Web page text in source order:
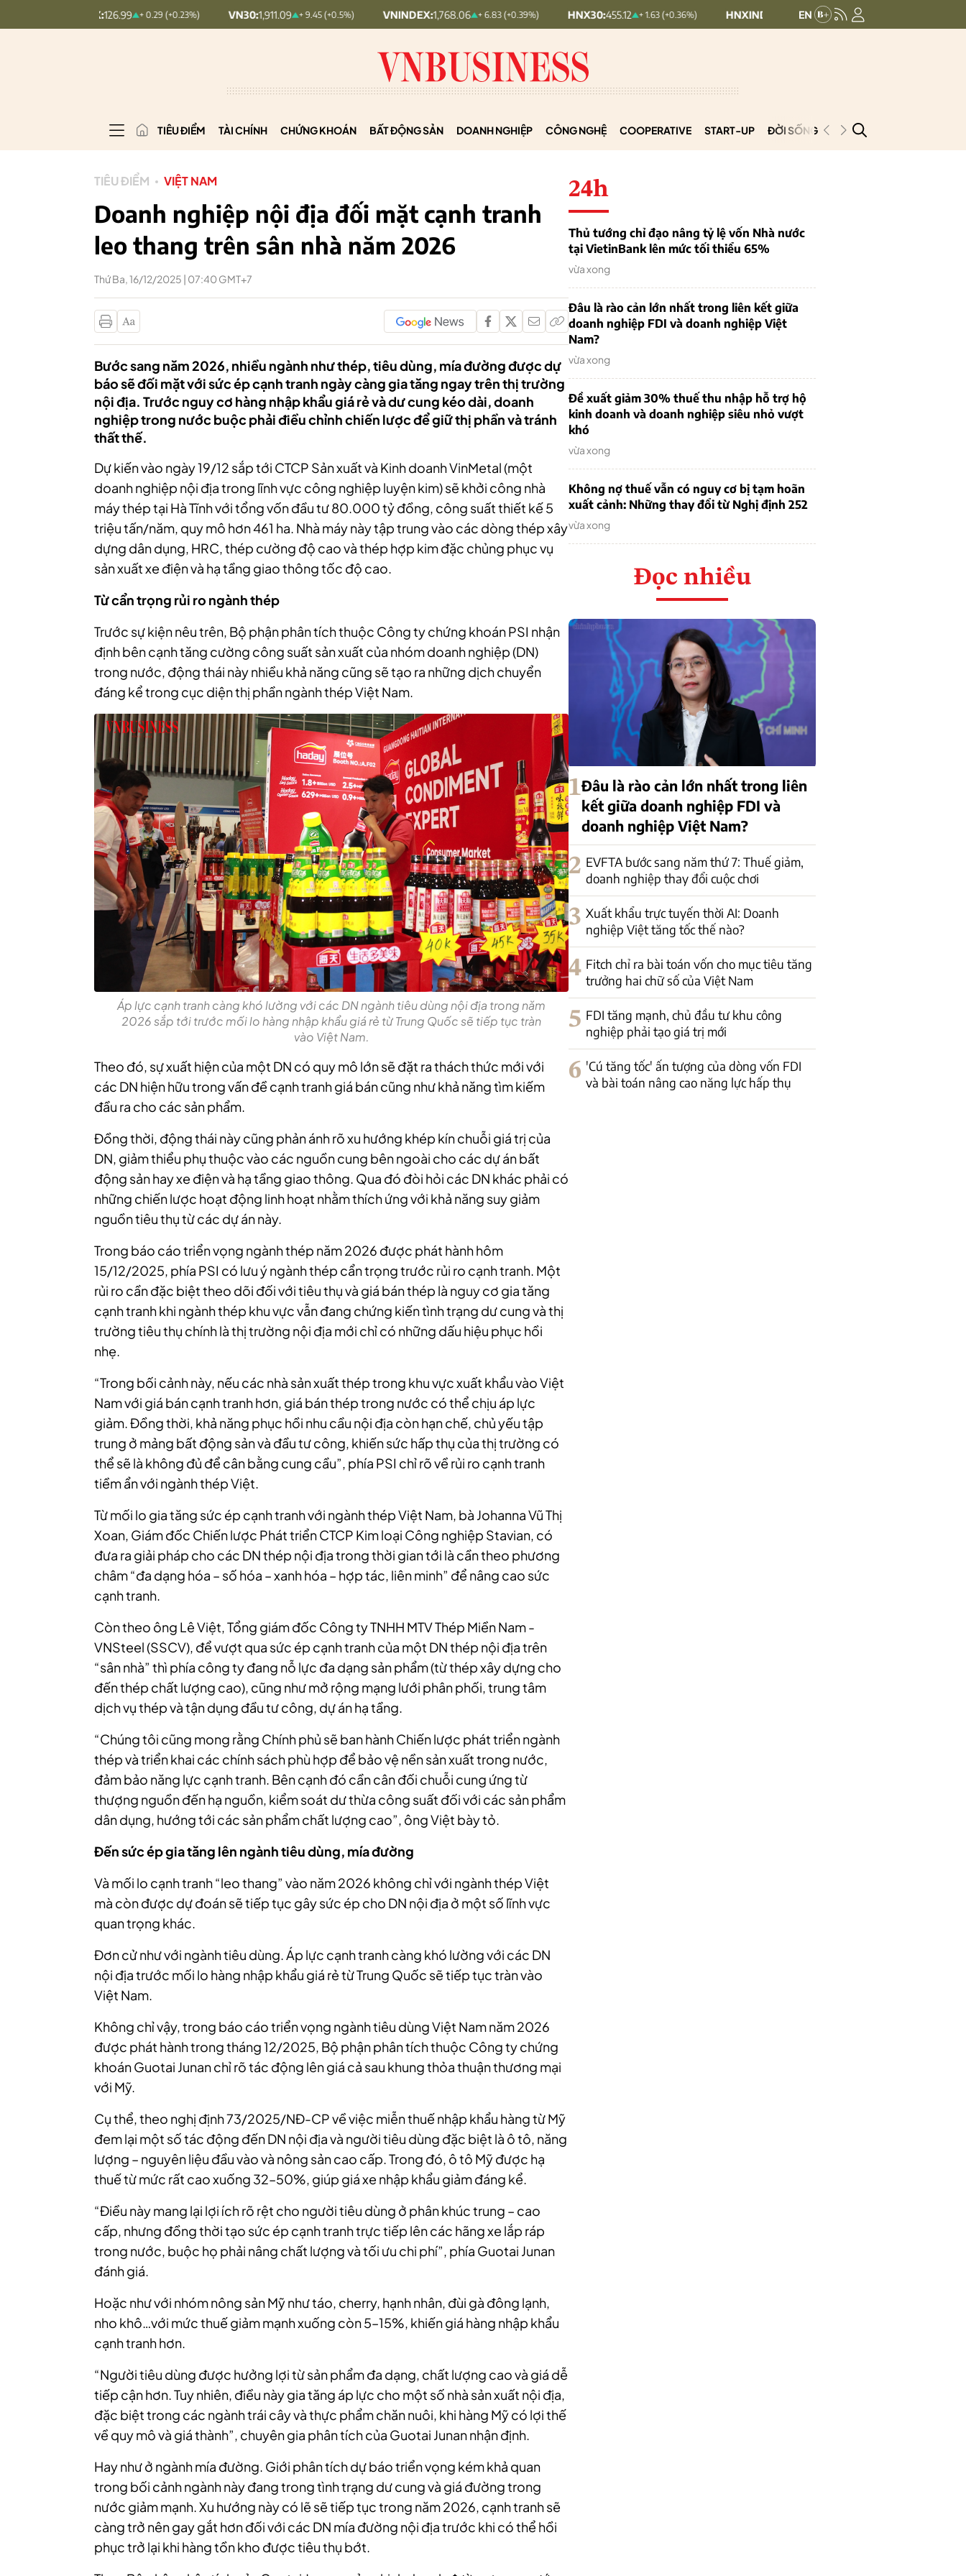
+ 0.29 (+0.23%) VN30: 1,911.09 + 9.45 (+0.5%) VNINDEX: 1,768.06 + 6.83 (+0.39%) HNX30: 455.12 + 1.63 (+0.36%) HNXINDEX:293.44 + 0.25 (+0.09%) UPCOMINDEX:
TIÊU ĐIỂM TÀI CHÍNH CHỨNG KHOÁN BẤT ĐỘNG SẢN DOANH NGHIỆP CÔNG NGHỆ COOPERATIVE START-UP ĐỜI SỐNG PODCAST
TIÊU ĐIỂM VIỆT NAM
Doanh nghiệp nội địa đối mặt cạnh tranh
leo thang trên sân nhà năm 2026
Thứ Ba, 16/12/2025 | 07:40 GMT+7
Bước sang năm 2026, nhiều ngành như thép, tiêu dùng, mía đường được dự
báo sẽ đối mặt với sức ép cạnh tranh ngày càng gia tăng ngay trên thị trường
nội địa. Trước nguy cơ hàng nhập khẩu giá rẻ và dư cung kéo dài, doanh
nghiệp trong nước buộc phải điều chỉnh chiến lược để giữ thị phần và tránh
thất thế.
Dự kiến vào ngày 19/12 sắp tới CTCP Sản xuất và Kinh doanh VinMetal (một
doanh nghiệp nội địa trong lĩnh vực công nghiệp luyện kim) sẽ khởi công nhà
máy thép tại Hà Tĩnh với tổng vốn đầu tư 80.000 tỷ đồng, công suất thiết kế 5
triệu tấn/năm, quy mô hơn 461 ha. Nhà máy này tập trung vào các dòng thép xây
dựng dân dụng, HRC, thép cường độ cao và thép hợp kim đặc chủng phục vụ
sản xuất xe điện và hạ tầng giao thông tốc độ cao.
Từcẩn trọng rủi ro ngành thép
Trước sự kiện nêu trên, Bộ phận phân tích thuộc Công ty chứng khoán PSI nhận
định bên cạnh tăng cường công suất sản xuất của nhóm doanh nghiệp (DN)
trong nước, động thái này nhiều khả năng cũng sẽ tạo ra những dịch chuyển
đáng kể trong cục diện thị phần ngành thép Việt Nam.
Áp lực cạnh tranh càng khó lường với các DN ngành tiêu dùng nội địa trong năm
2026 sắp tới trước mối lo hàng nhập khẩu giá rẻ từ Trung Quốc sẽ tiếp tục tràn
vào Việt Nam.
Theo đó, sự xuất hiện của một DN có quy mô lớn sẽ đặt ra thách thức mới với
các DN hiện hữu trong vấn đề cạnh tranh giá bán cũng như khả năng tìm kiếm
đầu ra cho các sản phẩm.
Đồng thời, động thái này cũng phản ánh rõ xu hướng khép kín chuỗi giá trị của
DN, giảm thiểu phụ thuộc vào các nguồn cung bên ngoài cho các dự án bất
động sản hay xe điện và hạ tầng giao thông. Qua đó đòi hỏi các DN khác phải có
những chiến lược hoạt động linh hoạt nhằm thích ứng với khả năng suy giảm
nguồn tiêu thụ từ các dự án này.
Trong báo cáo triển vọng ngành thép năm 2026 được phát hành hôm
15/12/2025, phía PSI có lưu ý ngành thép cẩn trọng trước rủi ro cạnh tranh. Một
rủi ro cần đặc biệt theo dõi đối với tiêu thụ và giá bán thép là nguy cơ gia tăng
cạnh tranh khi ngành thép khu vực vẫn đang chứng kiến tình trạng dư cung và thị
trường tiêu thụ chính là thị trường nội địa mới chỉ có những dấu hiệu phục hồi
nhẹ.
“Trong bối cảnh này, nếu các nhà sản xuất thép trong khu vực xuất khẩu vào Việt
Nam với giá bán cạnh tranh hơn, giá bán thép trong nước có thể chịu áp lực
giảm. Đồng thời, khả năng phục hồi nhu cầu nội địa còn hạn chế, chủ yếu tập
trung ở mảng bất động sản và đầu tư công, khiến sức hấp thụ của thị trường có
thể sẽ là không đủ để cân bằng cung cầu”, phía PSI chỉ rõ về rủi ro cạnh tranh
tiềm ẩn với ngành thép Việt.
Từ mối lo gia tăng sức ép cạnh tranh với ngành thép Việt Nam, bà Johanna Vũ Thị
Xoan, Giám đốc Chiến lược Phát triển CTCP Kim loại Công nghiệp Stavian, có
đưa ra giải pháp cho các DN thép nội địa trong thời gian tới là cần theo phương
châm “đa dạng hóa – số hóa – xanh hóa – hợp tác, liên minh” để nâng cao sức
cạnh tranh.
Còn theo ông Lê Việt, Tổng giám đốc Công ty TNHH MTV Thép Miền Nam -
VNSteel (SSCV), để vượt qua sức ép cạnh tranh của một DN thép nội địa trên
“sân nhà” thì phía công ty đang nỗ lực đa dạng sản phẩm (từ thép xây dựng cho
đến thép chất lượng cao), cũng như mở rộng mạng lưới phân phối, trung tâm
dịch vụ thép và tận dụng đầu tư công, dự án hạ tầng.
“Chúng tôi cũng mong rằng Chính phủ sẽ ban hành Chiến lược phát triển ngành
thép và triển khai các chính sách phù hợp để bảo vệ nền sản xuất trong nước,
đảm bảo năng lực cạnh tranh. Bên cạnh đó cần cân đối chuỗi cung ứng từ
thượng nguồn đến hạ nguồn, kiểm soát dư thừa công suất đối với các sản phẩm
dân dụng, hướng tới các sản phẩm chất lượng cao”, ông Việt bày tỏ.
Đếnsức ép gia tăng lên ngành tiêu dùng, mía đường
Và mối lo cạnh tranh “leo thang” vào năm 2026 không chỉ với ngành thép Việt
mà còn được dự đoán sẽ tiếp tục gây sức ép cho DN nội địa ở một số lĩnh vực
quan trọng khác.
Đơn cử như với ngành tiêu dùng. Áp lực cạnh tranh càng khó lường với các DN
nội địa trước mối lo hàng nhập khẩu giá rẻ từ Trung Quốc sẽ tiếp tục tràn vào
Việt Nam.
Không chỉ vậy, trong báo cáo triển vọng ngành tiêu dùng Việt Nam năm 2026
được phát hành trong tháng 12/2025, Bộ phận phân tích thuộc Công ty chứng
khoán Guotai Junan chỉ rõ tác động lên giá cả sau khung thỏa thuận thương mại
với Mỹ.
Cụ thể, theo nghị định 73/2025/NĐ-CP về việc miễn thuế nhập khẩu hàng từ Mỹ
đem lại một số tác động đến DN nội địa và người tiêu dùng đặc biệt là ô tô, năng
lượng – nguyên liệu đầu vào và nông sản cao cấp. Trong đó, ô tô Mỹ được hạ
thuế từ mức rất cao xuống 32–50%, giúp giá xe nhập khẩu giảm đáng kể.
“Điều này mang lại lợi ích rõ rệt cho người tiêu dùng ở phân khúc trung – cao
cấp, nhưng đồng thời tạo sức ép cạnh tranh trực tiếp lên các hãng xe lắp ráp
trong nước, buộc họ phải nâng chất lượng và tối ưu chi phí”, phía Guotai Junan
đánh giá.
Hoặc như với nhóm nông sản Mỹ như táo, cherry, hạnh nhân, đùi gà đông lạnh,
nho khô…với mức thuế giảm mạnh xuống còn 5–15%, khiến giá hàng nhập khẩu
cạnh tranh hơn.
“Người tiêu dùng được hưởng lợi từ sản phẩm đa dạng, chất lượng cao và giá dễ
tiếp cận hơn. Tuy nhiên, điều này gia tăng áp lực cho một số nhà sản xuất nội địa,
đặc biệt trong các ngành trái cây và thực phẩm chăn nuôi, khi hàng Mỹ có lợi thế
về quy mô và giá thành”, chuyên gia phân tích của Guotai Junan nhận định.
Hay như ở ngành mía đường. Giới phân tích dự báo triển vọng kém khả quan
trong bối cảnh ngành này đang trong tình trạng dư cung và giá đường trong
nước giảm mạnh. Xu hướng này có lẽ sẽ tiếp tục trong năm 2026, cạnh tranh sẽ
càng trở nên gay gắt hơn đối với các DN mía đường nội địa trước khi có thể hồi
phục trở lại khi hàng tồn kho được tiêu thụ bớt.
24h
Thủ tướng chỉ đạo nâng tỷ lệ vốn Nhà nước
tại VietinBank lên mức tối thiểu 65%
vừa xong
Đâu là rào cản lớn nhất trong liên kết giữa
doanh nghiệp FDI và doanh nghiệp Việt
Nam?
vừa xong
Đề xuất giảm 30% thuế thu nhập hỗ trợ hộ
kinh doanh và doanh nghiệp siêu nhỏ vượt
khó
vừa xong
Không nợ thuế vẫn có nguy cơ bị tạm hoãn
xuất cảnh: Những thay đổi từ Nghị định 252
vừa xong
Đọc nhiều
1Đâu là rào cản lớn nhất trong liên
kết giữa doanh nghiệp FDI và
doanh nghiệp Việt Nam?
2 EVFTA bước sang năm thứ 7: Thuế giảm,
doanh nghiệp thay đổi cuộc chơi
3 Xuất khẩu trực tuyến thời AI: Doanh
nghiệp Việt tăng tốc thế nào?
4 Fitch chỉ ra bài toán vốn cho mục tiêu tăng
trưởng hai chữ số của Việt Nam
5 FDI tăng mạnh, chủ đầu tư khu công
nghiệp phải tạo giá trị mới
6 'Cú tăng tốc' ấn tượng của dòng vốn FDI
và bài toán nâng cao năng lực hấp thụ